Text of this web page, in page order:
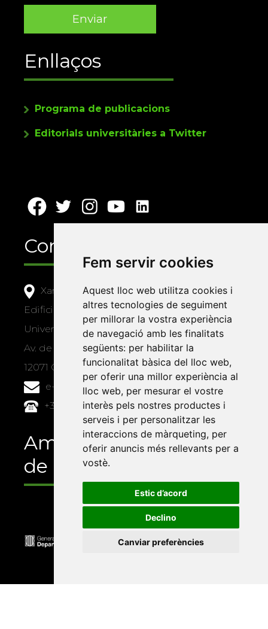
Fem servir cookies
Aquest lloc web utilitza cookies i
altres tecnologies de seguiment
per millorar la vostra experiència
de navegació amb les finalitats
següents: per habilitar la
funcionalitat bàsica del lloc web,
per oferir una millor experiència al
lloc web, per mesurar el vostre
interès pels nostres productes i
serveis i per personalitzar les
interaccions de màrqueting, per
oferir anuncis més rellevants per a
vostè.
Estic d’acord
Declino
Canviar preferències
Enllaços
Programa de publicacions
Editorials universitàries a Twitter
Contacte
Xarxa Vives d'Universitats
Edifici Àgora
Universitat Jaume I, local 10
Av. de Vicent Sos Baynat, s/n
12071 Castelló de la Plana
e-buc@vives.org
+34 964 72 89 93
Amb el suport
de